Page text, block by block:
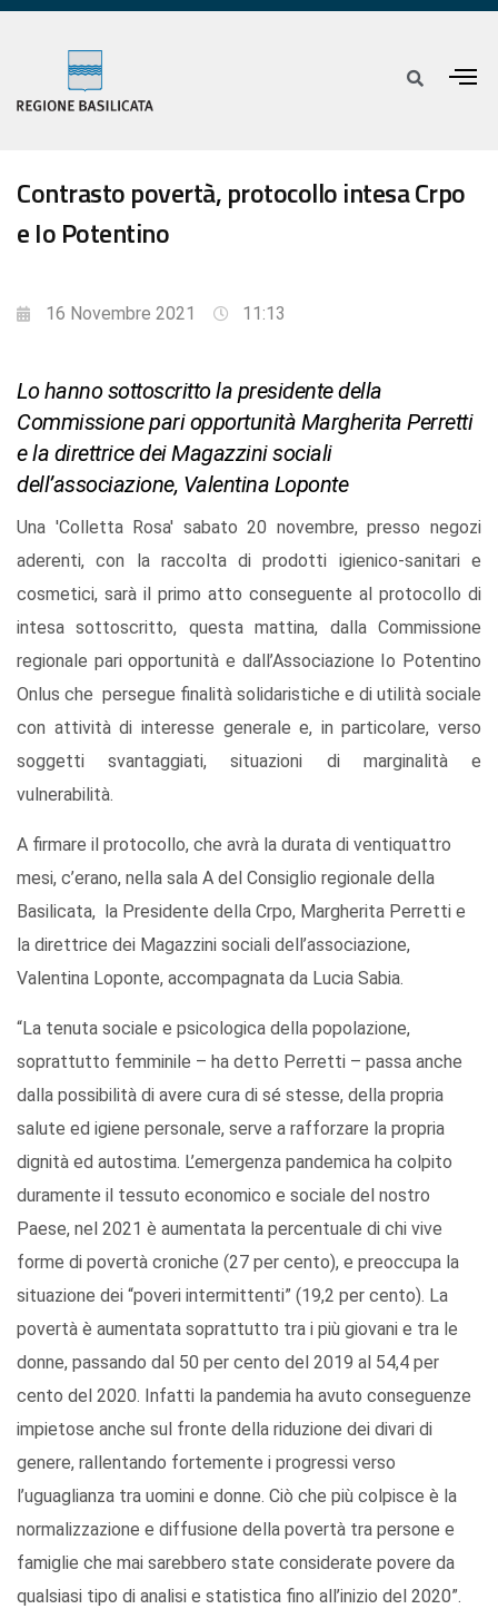
Contrasto povertà, protocollo intesa Crpo
e Io Potentino
16 Novembre 2021 11:13
Lo hanno sottoscritto la presidente della
Commissione pari opportunità Margherita Perretti
e la direttrice dei Magazzini sociali
dell’associazione, Valentina Loponte
Una 'Colletta Rosa' sabato 20 novembre, presso negozi
aderenti, con la raccolta di prodotti igienico-sanitari e
cosmetici, sarà il primo atto conseguente al protocollo di
intesa sottoscritto, questa mattina, dalla Commissione
regionale pari opportunità e dall’Associazione Io Potentino
Onlus che persegue finalità solidaristiche e di utilità sociale
con attività di interesse generale e, in particolare, verso
soggetti svantaggiati, situazioni di marginalità e
vulnerabilità.
A firmare il protocollo, che avrà la durata di ventiquattro
mesi, c’erano, nella sala A del Consiglio regionale della
Basilicata, la Presidente della Crpo, Margherita Perretti e
la direttrice dei Magazzini sociali dell’associazione,
Valentina Loponte, accompagnata da Lucia Sabia.
“La tenuta sociale e psicologica della popolazione,
soprattutto femminile – ha detto Perretti – passa anche
dalla possibilità di avere cura di sé stesse, della propria
salute ed igiene personale, serve a rafforzare la propria
dignità ed autostima. L’emergenza pandemica ha colpito
duramente il tessuto economico e sociale del nostro
Paese, nel 2021 è aumentata la percentuale di chi vive
forme di povertà croniche (27 per cento), e preoccupa la
situazione dei “poveri intermittenti” (19,2 per cento). La
povertà è aumentata soprattutto tra i più giovani e tra le
donne, passando dal 50 per cento del 2019 al 54,4 per
cento del 2020. Infatti la pandemia ha avuto conseguenze
impietose anche sul fronte della riduzione dei divari di
genere, rallentando fortemente i progressi verso
l’uguaglianza tra uomini e donne. Ciò che più colpisce è la
normalizzazione e diffusione della povertà tra persone e
famiglie che mai sarebbero state considerate povere da
qualsiasi tipo di analisi e statistica fino all’inizio del 2020”.